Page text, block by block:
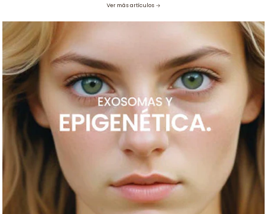
Ver más artículos